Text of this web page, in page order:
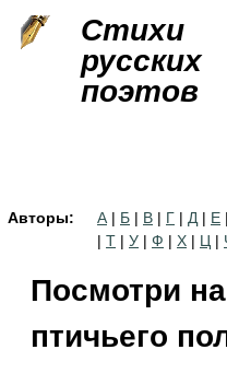
Стихи
русских
поэтов
Авторы: А | Б | В | Г | Д | Е |
| Т | У | Ф | Х | Ц |
Посмотри
птичьего